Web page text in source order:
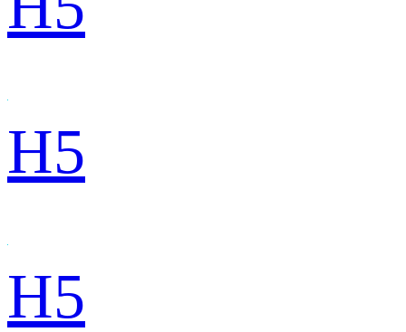
H5
H5